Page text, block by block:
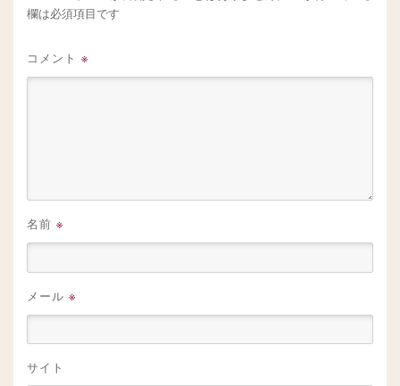
欄は必須項目です
コメント ※
名前 ※
メール ※
サイト